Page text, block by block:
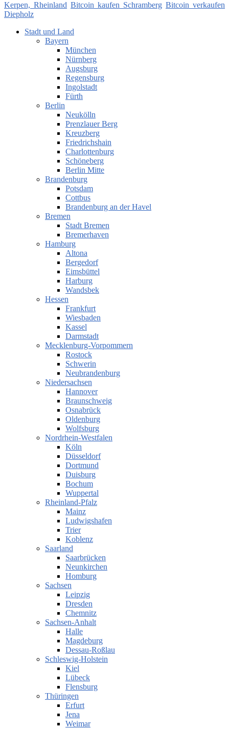
Kerpen, Rheinland Bitcoin kaufen Schramberg Bitcoin verkaufen
Diepholz
Stadt und Land
Bayern
München
Nürnberg
Augsburg
Regensburg
Ingolstadt
Fürth
Berlin
Neukölln
Prenzlauer Berg
Kreuzberg
Friedrichshain
Charlottenburg
Schöneberg
Berlin Mitte
Brandenburg
Potsdam
Cottbus
Brandenburg an der Havel
Bremen
Stadt Bremen
Bremerhaven
Hamburg
Altona
Bergedorf
Eimsbüttel
Harburg
Wandsbek
Hessen
Frankfurt
Wiesbaden
Kassel
Darmstadt
Mecklenburg-Vorpommern
Rostock
Schwerin
Neubrandenburg
Niedersachsen
Hannover
Braunschweig
Osnabrück
Oldenburg
Wolfsburg
Nordrhein-Westfalen
Köln
Düsseldorf
Dortmund
Duisburg
Bochum
Wuppertal
Rheinland-Pfalz
Mainz
Ludwigshafen
Trier
Koblenz
Saarland
Saarbrücken
Neunkirchen
Homburg
Sachsen
Leipzig
Dresden
Chemnitz
Sachsen-Anhalt
Halle
Magdeburg
Dessau-Roßlau
Schleswig-Holstein
Kiel
Lübeck
Flensburg
Thüringen
Erfurt
Jena
Weimar